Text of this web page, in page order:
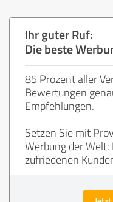
Ihr guter Ruf:
Die beste
85 Prozent aller
Bewertungen
Empfehlungen.
Setzen Sie mit
Werbung der
zufriedenen